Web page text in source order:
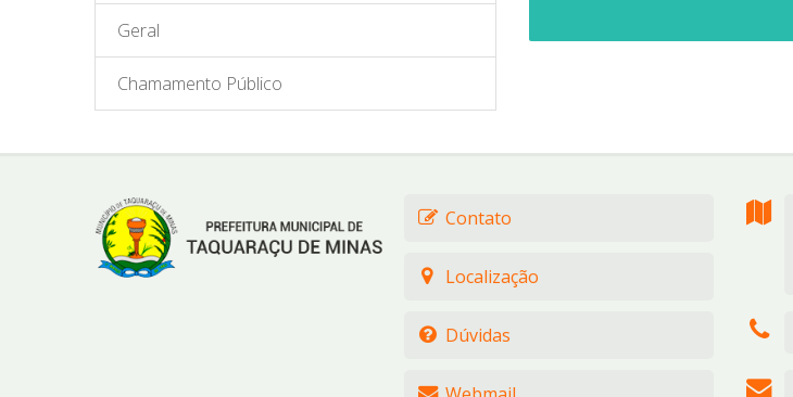
Geral
Chamamento Público
Contato
Localização
Dúvidas